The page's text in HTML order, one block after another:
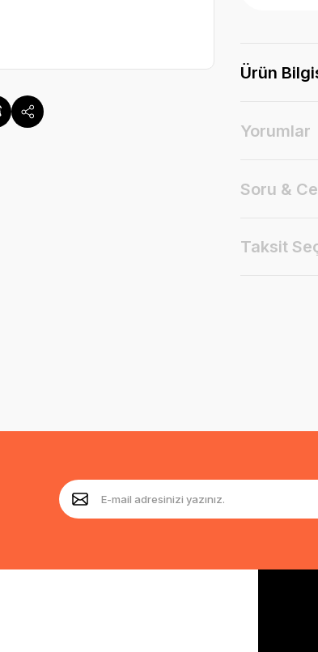
Ürün
Yorumlar
Soru &
Taksit